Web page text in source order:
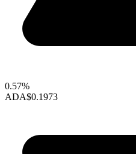
0.57%
ADA$0.1973